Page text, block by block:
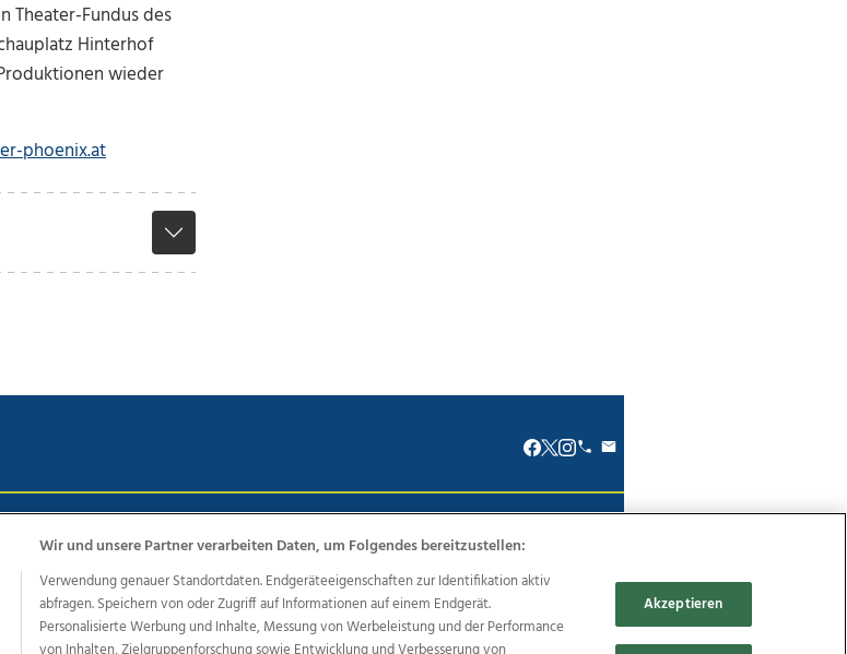
Theater-Fundus des
Hinterhof
wieder
phoenix.at
AGB Anzeigekunden AGB Website Ehrenkodex Politische Werbung
Wimmer
Wir und unsere Partner verarbeiten Daten, um Folgendes bereitzustellen:
Verwendung genauer Standortdaten. Endgeräteeigenschaften zur Identifikation aktiv
abfragen. Speichern von oder Zugriff auf Informationen auf einem Endgerät.
Personalisierte Werbung und Inhalte, Messung von Werbeleistung und der Performance
Akzeptieren